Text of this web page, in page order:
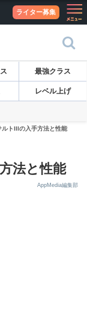
ライター募集
最強クラス
レベル上げ
ルトIIIの入手方法と性能
法と性能
AppMedia編集部